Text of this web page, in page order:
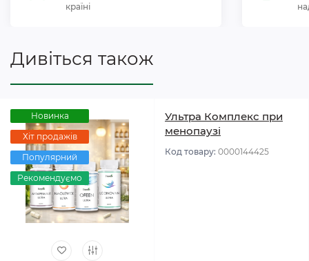
країні
Дивіться також
Новинка
Хіт продажів
Популярний
Рекомендуємо
Ультра Комплекс при
менопаузі
Код товару: 0000144425